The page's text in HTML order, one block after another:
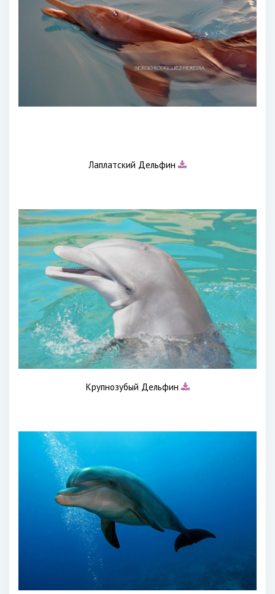
Лаплатский Дельфин
Крупнозубый Дельфин